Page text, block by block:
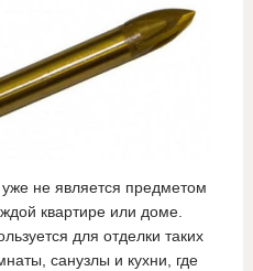
не является предметом
квартире или доме.
для отделки таких
санузлы и кухни, где